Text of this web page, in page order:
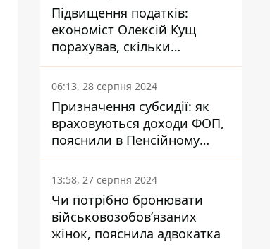
Підвищення податків:
економіст Олексій Кущ
порахував, скільки
заплатить кожен українець
06:13, 28 серпня 2024
Призначення субсидії: як
враховуються доходи ФОП,
пояснили в Пенсійному
фонді
13:58, 27 серпня 2024
Чи потрібно бронювати
військовозобов’язаних
жінок, пояснила адвокатка